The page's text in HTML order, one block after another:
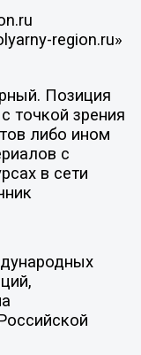
region.ru»
Позиция
точкой зрения
либо ином
с
в сети